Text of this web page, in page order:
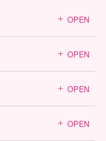
OPEN
OPEN
OPEN
OPEN